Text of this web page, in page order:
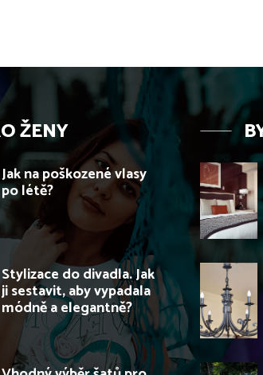
ŽENY
Jak na poškozené vlasy
po létě?
Stylizace do divadla. Jak
ji sestavit, aby vypadala
módně a elegantně?